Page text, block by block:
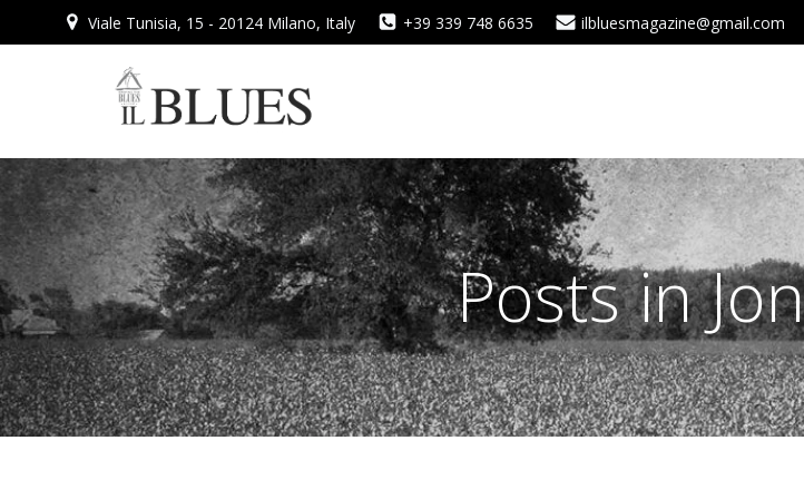
al
Viale Tunisia, 15 - 20124 Milano, Italy +39 339 748 6635 ilbluesmagazine@gmail.com
Posts in